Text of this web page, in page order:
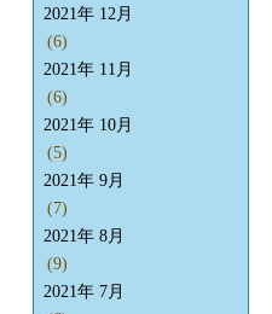
2021年 12月
(6)
2021年 11月
(6)
2021年 10月
(5)
2021年 9月
(7)
2021年 8月
(9)
2021年 7月